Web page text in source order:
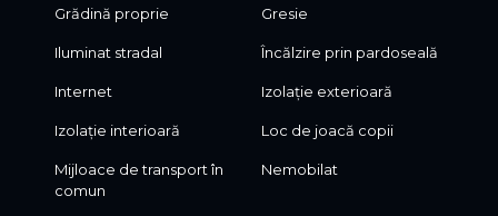
Grădină proprie Gresie
Iluminat stradal Încălzire prin pardoseală
Internet Izolație exterioară
Izolație interioară Loc de joacă copii
Mijloace de transport în
comun
Nemobilat